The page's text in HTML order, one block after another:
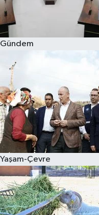
Gündem
Yaşam-Çevre
Burç Yorumları
Eğitim
Hava Durumu
Kadın
Kim kimdir?
Kültür Sanat